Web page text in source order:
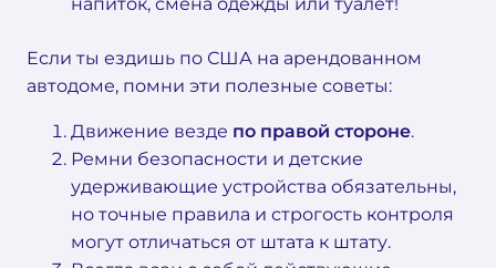
Если ты ездишь по США на арендованном
автодоме, помни эти полезные советы:
Движение везде по правой стороне.
Ремни безопасности и детские
удерживающие устройства обязательны,
но точные правила и строгость контроля
могут отличаться от штата к штату.